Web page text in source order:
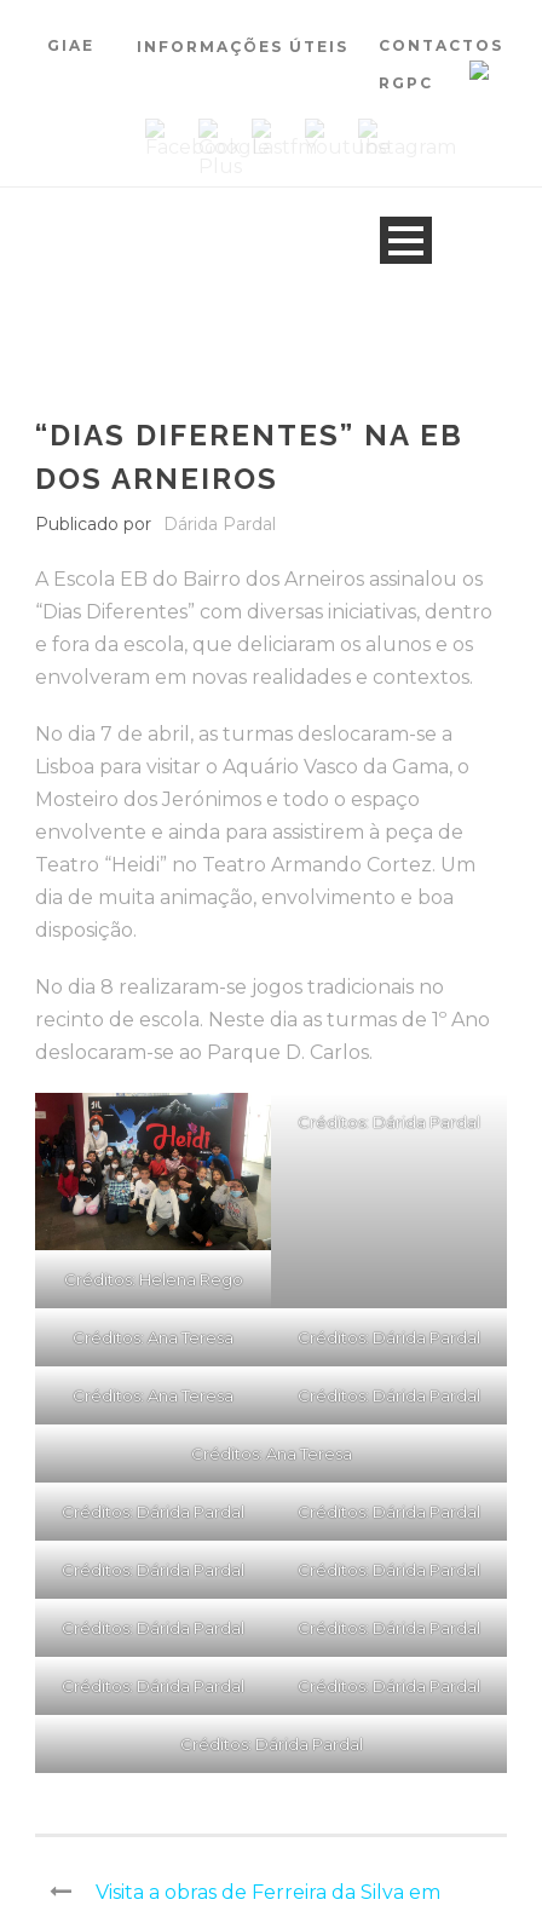
GIAE INFORMAÇÕES ÚTEIS CONTACTOS
RGPC
“DIAS DIFERENTES” NA EB
DOS ARNEIROS
Publicado por Dárida Pardal
A Escola EB do Bairro dos Arneiros assinalou os
“Dias Diferentes” com diversas iniciativas, dentro
e fora da escola, que deliciaram os alunos e os
envolveram em novas realidades e contextos.
No dia 7 de abril, as turmas deslocaram-se a
Lisboa para visitar o Aquário Vasco da Gama, o
Mosteiro dos Jerónimos e todo o espaço
envolvente e ainda para assistirem à peça de
Teatro “Heidi” no Teatro Armando Cortez. Um
dia de muita animação, envolvimento e boa
disposição.
No dia 8 realizaram-se jogos tradicionais no
recinto de escola. Neste dia as turmas de 1º Ano
deslocaram-se ao Parque D. Carlos.
Créditos: Helena Rego
Créditos: Dárida Pardal
Créditos: Ana Teresa Créditos: Dárida Pardal
Créditos: Ana Teresa Créditos: Dárida Pardal
Créditos: Ana Teresa
Créditos: Dárida Pardal Créditos: Dárida Pardal
Créditos: Dárida Pardal Créditos: Dárida Pardal
Créditos: Dárida Pardal Créditos: Dárida Pardal
Créditos: Dárida Pardal Créditos: Dárida Pardal
Créditos: Dárida Pardal
Visita a obras de Ferreira da Silva em